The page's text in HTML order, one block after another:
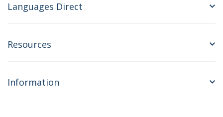
Languages Direct
Resources
Information